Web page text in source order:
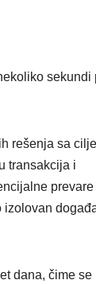
sekundi
rešenja sa
transakcija i
prevare
izolovan
dana, čime se